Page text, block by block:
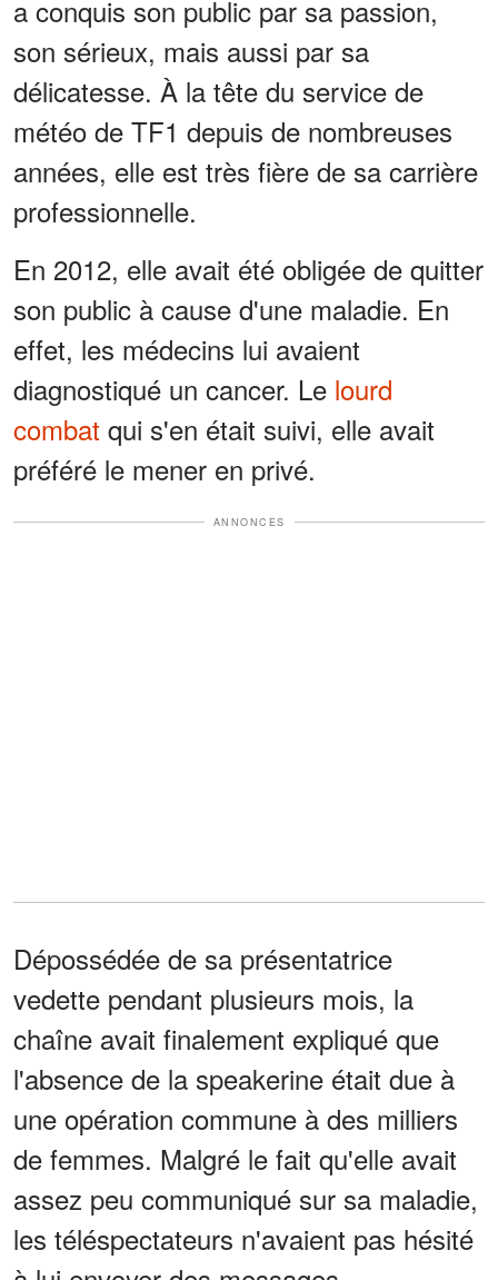
a conquis son public par sa passion,
son sérieux, mais aussi par sa
délicatesse. À la tête du service de
météo de TF1 depuis de nombreuses
années, elle est très fière de sa carrière
professionnelle.
En 2012, elle avait été obligée de quitter
son public à cause d'une maladie. En
effet, les médecins lui avaient
diagnostiqué un cancer. Le lourd
combat qui s'en était suivi, elle avait
préféré le mener en privé.
ANNONCES
Dépossédée de sa présentatrice
vedette pendant plusieurs mois, la
chaîne avait finalement expliqué que
l'absence de la speakerine était due à
une opération commune à des milliers
de femmes. Malgré le fait qu'elle avait
assez peu communiqué sur sa maladie,
les téléspectateurs n'avaient pas hésité